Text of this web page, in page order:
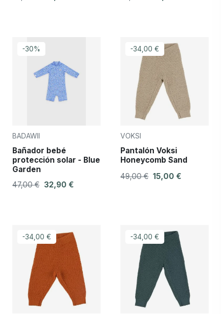
-30%
BADAWII
Bañador bebé
protección solar - Blue
Garden
47,00 € 32,90 €
-34,00 €
VOKSI
Pantalón Voksi
Honeycomb Sand
49,00 € 15,00 €
-34,00 € -34,00 €